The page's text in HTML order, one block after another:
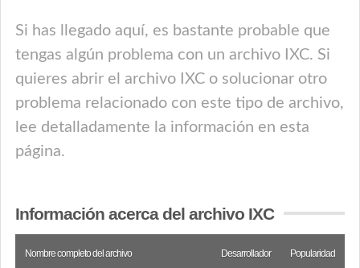
Si has llegado aquí, es bastante probable que
tengas algún problema con un archivo IXC. Si
quieres abrir el archivo IXC o solucionar otro
problema relacionado con este tipo de archivo,
lee detalladamente la información en esta
página.
Información acerca del archivo IXC
Nombre completo del archivo Desarrollador Popularidad